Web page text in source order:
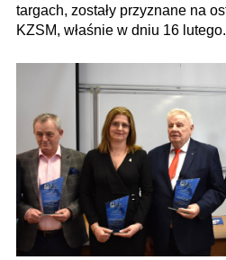
targach, zostały przyznane na
KZSM, właśnie w dniu 16 lutego.